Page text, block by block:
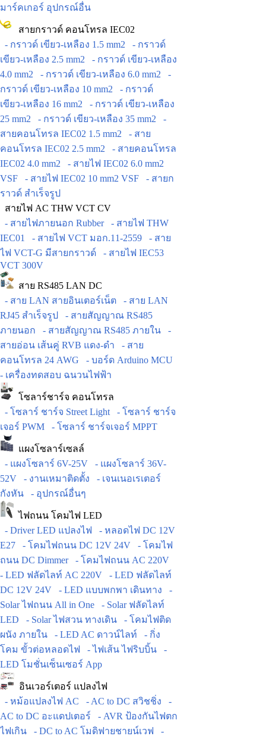
มาร์คเกอร์ อุปกรณ์อื่น
สายกราวด์ คอนโทรล IEC02
- กราวด์ เขียว-เหลือง 1.5 mm2
- กราวด์
เขียว-เหลือง 2.5 mm2
- กราวด์ เขียว-เหลือง
4.0 mm2
- กราวด์ เขียว-เหลือง 6.0 mm2
-
กราวด์ เขียว-เหลือง 10 mm2
- กราวด์
เขียว-เหลือง 16 mm2
- กราวด์ เขียว-เหลือง
25 mm2
- กราวด์ เขียว-เหลือง 35 mm2
-
สายคอนโทรล IEC02 1.5 mm2
- สาย
คอนโทรล IEC02 2.5 mm2
- สายคอนโทรล
IEC02 4.0 mm2
- สายไฟ IEC02 6.0 mm2
VSF
- สายไฟ IEC02 10 mm2 VSF
- สายก
ราวด์ สำเร็จรูป
สายไฟ AC THW VCT CV
- สายไฟภายนอก Rubber
- สายไฟ THW
IEC01
- สายไฟ VCT มอก.11-2559
- สาย
ไฟ VCT-G มีสายกราวด์
- สายไฟ IEC53
VCT 300V
สาย RS485 LAN DC
- สาย LAN สายอินเตอร์เน็ต
- สาย LAN
RJ45 สำเร็จรูป
- สายสัญญาณ RS485
ภายนอก
- สายสัญญาณ RS485 ภายใน
-
สายอ่อน เส้นคู่ RVB แดง-ดำ
- สาย
คอนโทรล 24 AWG
- บอร์ด Arduino MCU
- เครื่องทดสอบ ฉนวนไฟฟ้า
โซลาร์ชาร์จ คอนโทรล
- โซลาร์ ชาร์จ Street Light
- โซลาร์ ชาร์จ
เจอร์ PWM
- โซลาร์ ชาร์จเจอร์ MPPT
แผงโซลาร์เซลล์
- แผงโซลาร์ 6V-25V
- แผงโซลาร์ 36V-
52V
- งานเหมาติดตั้ง
- เจนเนอเรเตอร์
กังหัน
- อุปกรณ์อื่นๆ
ไฟถนน โคมไฟ LED
- Driver LED แปลงไฟ
- หลอดไฟ DC 12V
E27
- โคมไฟถนน DC 12V 24V
- โคมไฟ
ถนน DC Dimmer
- โคมไฟถนน AC 220V
- LED ฟลัดไลท์ AC 220V
- LED ฟลัดไลท์
DC 12V 24V
- LED แบบพกพา เดินทาง
-
Solar ไฟถนน All in One
- Solar ฟลัดไลท์
LED
- Solar ไฟสวน ทางเดิน
- โคมไฟติด
ผนัง ภายใน
- LED AC ดาวน์ไลท์
- กิ่ง
โคม ขั้วต่อหลอดไฟ
- ไฟเส้น ไฟริบบิ้น
-
LED โมชั่นเซ็นเซอร์ App
อินเวอร์เตอร์ แปลงไฟ
- หม้อแปลงไฟ AC
- AC to DC สวิชชิ่ง
-
AC to DC อะแดปเตอร์
- AVR ป้องกันไฟตก
ไฟเกิน
- DC to AC โมดิฟายชายน์เวฟ -